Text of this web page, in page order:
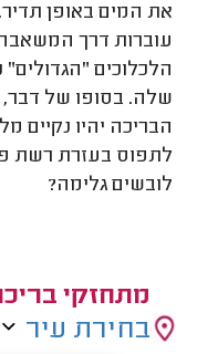
את המים באופן
עוברות דרך המשאבה
הלכלוכים
שלה. בסופו של
הבריכה יהיו נקיים
לתפוס בעזרת רשת
לובשים גלימה?
מתחזקי
בחירת עיר